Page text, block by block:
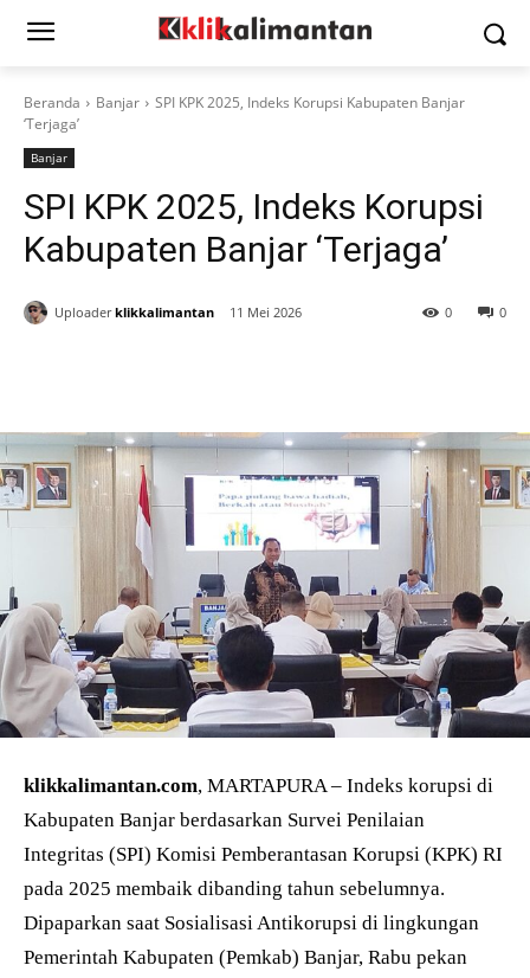
Beranda Banjar
SPI KPK 2025, Indeks Korupsi Kabupaten Banjar
‘Terjaga’
Banjar
SPI KPK 2025, Indeks Korupsi
Kabupaten Banjar ‘Terjaga’
Uploader klikkalimantan 11 Mei 2026 0
0
klikkalimantan.com, MARTAPURA – Indeks korupsi di
Kabupaten Banjar berdasarkan Survei Penilaian
Integritas (SPI) Komisi Pemberantasan Korupsi (KPK) RI
pada 2025 membaik dibanding tahun sebelumnya.
Dipaparkan saat Sosialisasi Antikorupsi di lingkungan
Pemerintah Kabupaten (Pemkab) Banjar, Rabu pekan